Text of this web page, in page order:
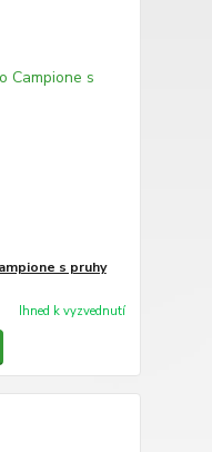
s pruhy
Ihned k vyzvednutí